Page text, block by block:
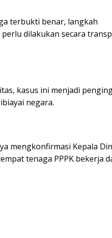
terbukti benar, langkah
dilakukan secara
kasus ini menjadi
negara.
mengkonfirmasi Kepala
tenaga PPPK bekerja